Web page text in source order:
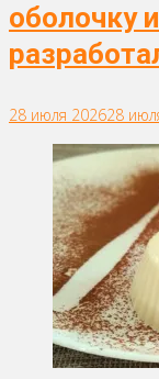
оболочку
28 июля 202628